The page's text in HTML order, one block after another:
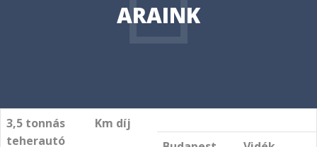
ARAINK
3,5 tonnás
teherautó
Km díj